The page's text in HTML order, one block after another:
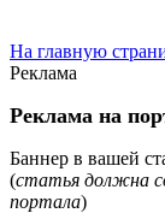
На главную
Реклама
Реклама на
Баннер в вашей
(статья должна
портала)